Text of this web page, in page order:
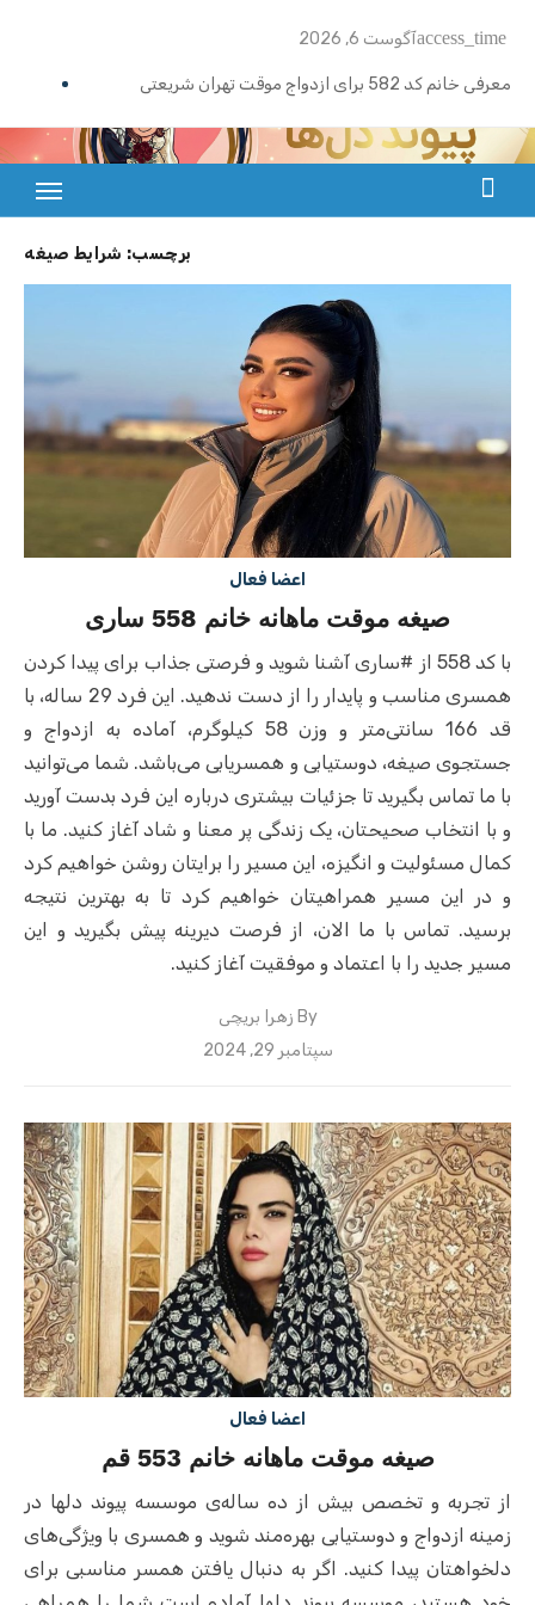
content
access_timeآگوست 6, 2026
معرفی خانم کد 582 برای ازدواج موقت تهران شریعتی
ازدواج موقت ماهیانه رامسر | خانم کد 591
ازدواج موقت ماهیانه تهران گیشا | خانم کد 590
معرفی خانم کد 588 برای ازدواج موقت ماهیانه کرج در مهرشهر
معرفی خانم کد 585 برای ازدواج موقت ماهیانه در نوشهر
معرفی خانم کد 584 برای صیغه ماهانه زنجان و ازدواج موقت
معرفی خانم کد 583 برای صیغه ماهانه شیراز ملاصدرا
بزرگترین سایت صیغه یابی از سراسر ایران
برچسب: شرایط صیغه
اعضا فعال
صیغه موقت ماهانه خانم 558 ساری
با کد 558 از #ساری آشنا شوید و فرصتی جذاب برای پیدا کردن
همسری مناسب و پایدار را از دست ندهید. این فرد 29 ساله، با
قد 166 سانتی‌متر و وزن 58 کیلوگرم، آماده به ازدواج و
جستجوی صیغه، دوستیابی و همسریابی می‌باشد. شما می‌توانید
با ما تماس بگیرید تا جزئیات بیشتری درباره این فرد بدست آورید
و با انتخاب صحیحتان، یک زندگی پر معنا و شاد آغاز کنید. ما با
کمال مسئولیت و انگیزه، این مسیر را برایتان روشن خواهیم کرد
و در این مسیر همراهیتان خواهیم کرد تا به بهترین نتیجه
برسید. تماس با ما الان، از فرصت دیرینه پیش بگیرید و این
مسیر جدید را با اعتماد و موفقیت آغاز کنید.
By زهرا بریچی
Posted
سپتامبر 29, 2024
اعضا فعال
صیغه موقت ماهانه خانم 553 قم
از تجربه و تخصص بیش از ده ساله‌ی موسسه پیوند دلها در
زمینه ازدواج و دوستیابی بهره‌مند شوید و همسری با ویژگی‌های
دلخواهتان پیدا کنید. اگر به دنبال یافتن همسر مناسبی برای